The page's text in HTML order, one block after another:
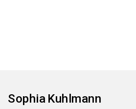
Sophia Kuhlmann